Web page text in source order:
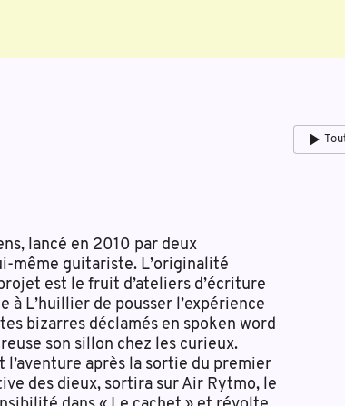
lancé en 2010 par deux
même guitariste. L’originalité
est le fruit d’ateliers d’écriture
à L’huillier de pousser l’expérience
bizarres déclamés en spoken word
son sillon chez les curieux.
après la sortie du premier
des dieux, sortira sur Air Rytmo, le